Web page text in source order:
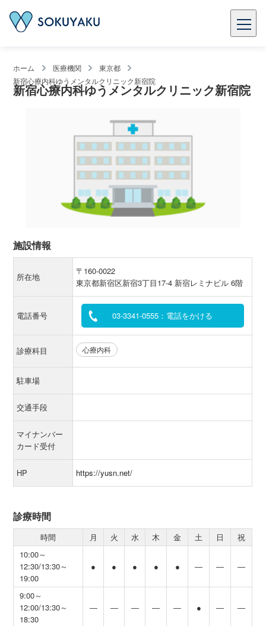
ホーム 医療機関
東京都
新宿心療内科ゆうメンタルクリニック新宿院
新宿心療内科ゆうメンタルクリニック新宿院
施設情報
所在地
〒160-0022
東京都新宿区新宿3丁目17-4 新宿レミナビル 6階
電話番号 03-3341-0555：電話をかける
診療科目 心療内科
駐車場
交通手段
マイナンバー
カード受付
HP https://yusn.net/
診療時間
時間 月 火 水 木 金 土 日
祝
10:00～
12:30/13:30～
19:00
● ● ● ● ● ― ― ―
9:00～
12:00/13:30～
18:30
― ― ― ― ― ● ― ―